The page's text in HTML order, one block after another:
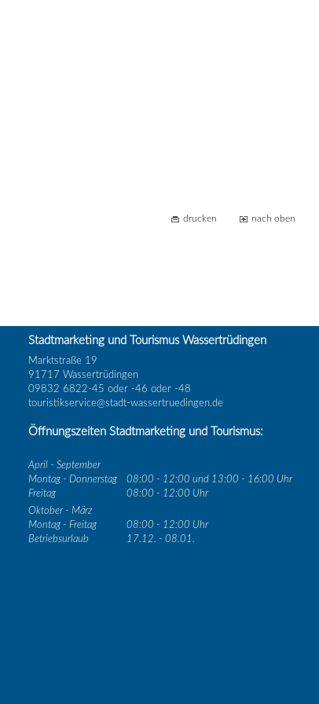
drucken nach oben
Stadtmarketing und Tourismus Wassertrüdingen
Marktstraße 19
91717 Wassertrüdingen
09832 6822-45 oder -46 oder -48
touristikservice@stadt-wassertruedingen.de
Öffnungszeiten Stadtmarketing und Tourismus:
April - September
Montag - Donnerstag
08:00 - 12:00 und 13:00 - 16:00 Uhr
Freitag
08:00 - 12:00 Uhr
Oktober - März
Montag - Freitag
08:00 - 12:00 Uhr
Betriebsurlaub
17.12. - 08.01.